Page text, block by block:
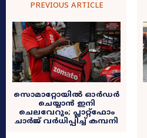
PREVIOUS ARTICLE
സൊമാറ്റോയിൽ ഓർഡർ
ചെയ്യാൻ ഇനി
ചെലവേറും; പ്ലാറ്റ്‌ഫോം
ചാർജ് വർധിപ്പിച്ച് കമ്പനി